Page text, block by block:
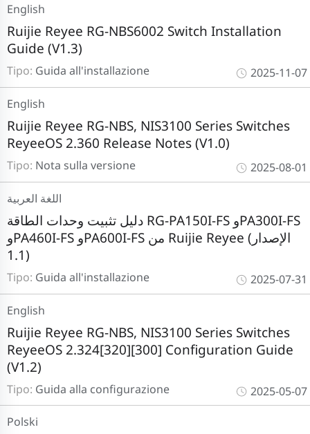
Tipo: Guida all'installazione
Ruijie Reyee RG-NBS6002 Switch Installation
Guide (V1.3)
English
2025-11-07
Tipo: Nota sulla versione
Ruijie Reyee RG-NBS, NIS3100 Series Switches
ReyeeOS 2.360 Release Notes (V1.0)
English
2025-08-01
Tipo: Guida all'installazione
دليل تثبيت وحدات الطاقة RG-PA150I-FS وPA300I-FS
وPA460I-FS وPA600I-FS من Ruijie Reyee (الإصدار
1.1)
اللغة العربية
2025-07-31
Tipo: Guida alla configurazione
Ruijie Reyee RG-NBS, NIS3100 Series Switches
ReyeeOS 2.324[320][300] Configuration Guide
(V1.2)
English
2025-05-07
Polski